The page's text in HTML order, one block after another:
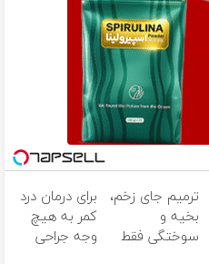
ترمیم جای زخم،
بخیه و
سوختگی فقط
برای درمان درد
کمر به هیچ
وجه جراحی